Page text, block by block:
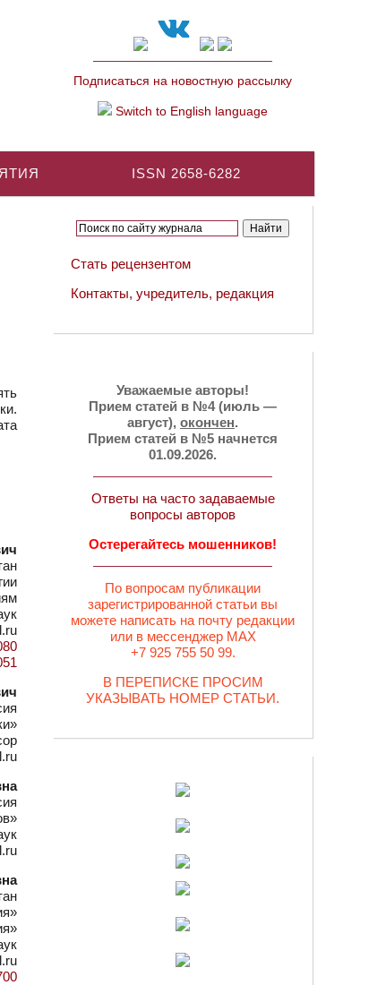
Подписаться на новостную рассылку
Switch to English language
ISSN 2658-6282
Стать рецензентом
Контакты, учредитель, редакция
Уважаемые авторы!
Прием статей в №4 (июль —
август), окончен.
Прием статей в №5 начнется
01.09.2026.
Ответы на часто задаваемые
вопросы авторов
Остерегайтесь мошенников!
По вопросам публикации
зарегистрированной статьи вы
можете написать на почту редакции
или в мессенджер MAX
+7 925 755 50 99.
В ПЕРЕПИСКЕ ПРОСИМ
УКАЗЫВАТЬ НОМЕР СТАТЬИ.